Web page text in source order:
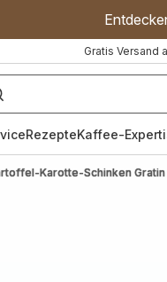
Gratis Versand
RezepteKaffee-
Karotte-Schinken Gratin